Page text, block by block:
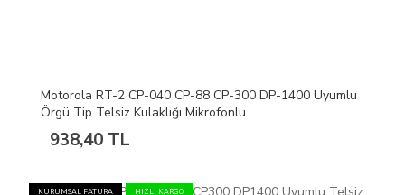
Motorola RT-2 CP-040 CP-88 CP-300 DP-1400 Uyumlu
Örgü Tip Telsiz Kulaklığı Mikrofonlu
938,40 TL
KURUMSAL FATURA HIZLI KARGO